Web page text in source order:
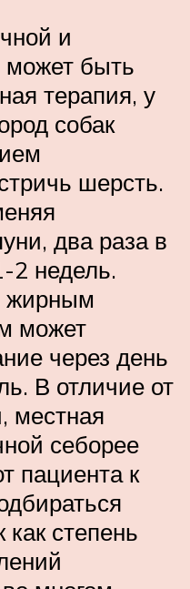
и
может быть
терапия, у
собак
шерсть.
два раза в
2 недель.
жирным
может
через день
В отличие от
местная
себорее
пациента к
степень